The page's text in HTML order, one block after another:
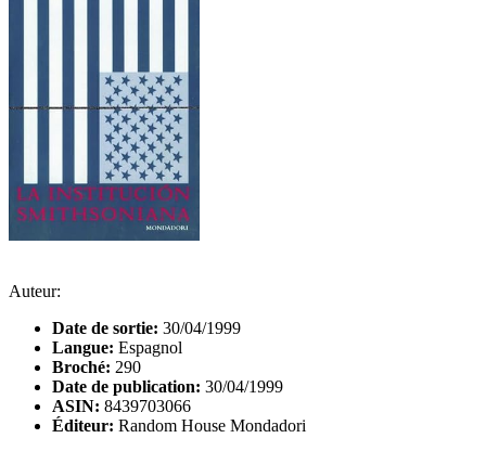
Auteur:
Date de sortie: 30/04/1999
Langue: Espagnol
Broché: 290
Date de publication: 30/04/1999
ASIN: 8439703066
Éditeur: Random House Mondadori